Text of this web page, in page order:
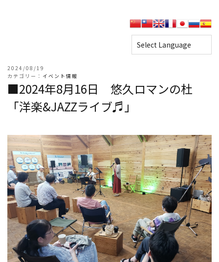
2024/08/19
カテゴリー： イベント情報
■2024年8月16日 悠久ロマンの杜
「洋楽&JAZZライブ♬」